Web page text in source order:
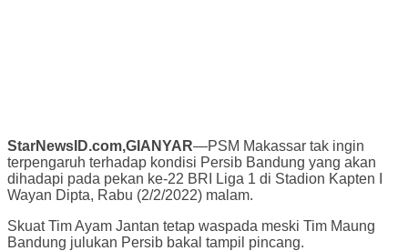
StarNewsID.com,GIANYAR—PSM Makassar tak ingin
terpengaruh terhadap kondisi Persib Bandung yang akan
dihadapi pada pekan ke-22 BRI Liga 1 di Stadion Kapten I
Wayan Dipta, Rabu (2/2/2022) malam.
Skuat Tim Ayam Jantan tetap waspada meski Tim Maung
Bandung julukan Persib bakal tampil pincang.